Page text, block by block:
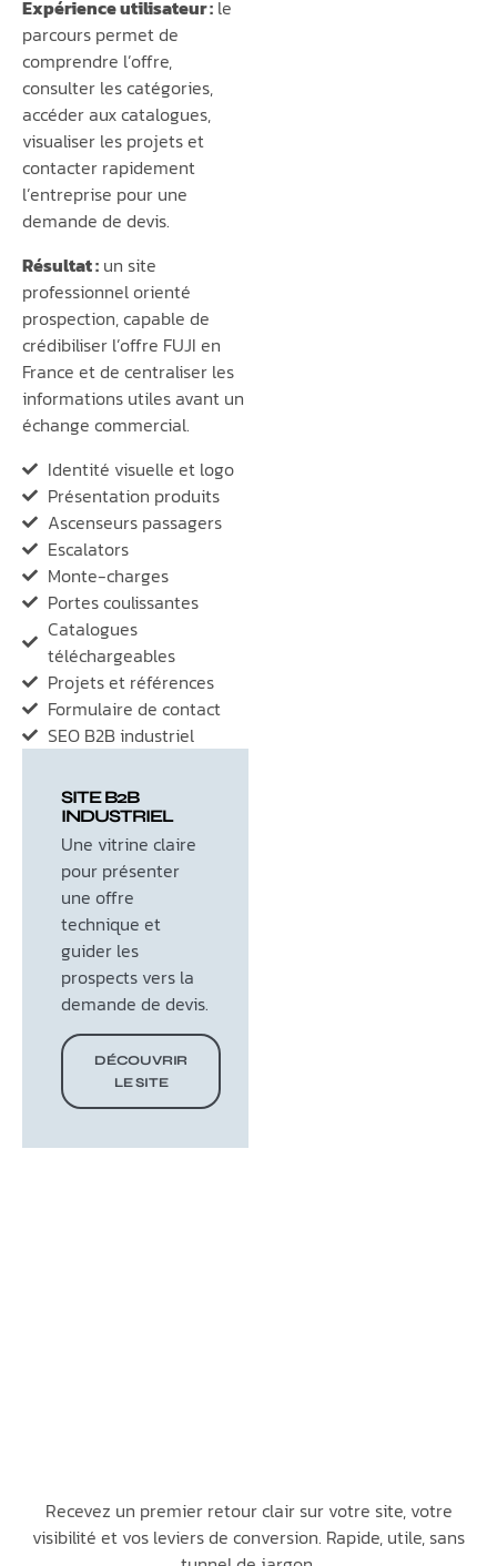
Expérience utilisateur : le
parcours permet de
comprendre l’offre,
consulter les catégories,
accéder aux catalogues,
visualiser les projets et
contacter rapidement
l’entreprise pour une
demande de devis.
Résultat : un site
professionnel orienté
prospection, capable de
crédibiliser l’offre FUJI en
France et de centraliser les
informations utiles avant un
échange commercial.
Identité visuelle et logo
Présentation produits
Ascenseurs passagers
Escalators
Monte-charges
Portes coulissantes
Catalogues
téléchargeables
Projets et références
Formulaire de contact
SEO B2B industriel
SITE B2B
INDUSTRIEL
Une vitrine claire
pour présenter
une offre
technique et
guider les
prospects vers la
demande de devis.
DÉCOUVRIR
LE SITE
Recevez un premier retour clair sur votre site, votre
visibilité et vos leviers de conversion. Rapide, utile, sans